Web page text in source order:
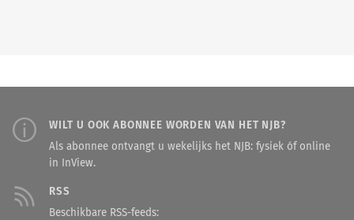
WILT U OOK ABONNEE WORDEN VAN HET NJB?
Als abonnee ontvangt u wekelijks het NJB: fysiek óf online
in InView.
RSS
Beschikbare RSS-feeds: